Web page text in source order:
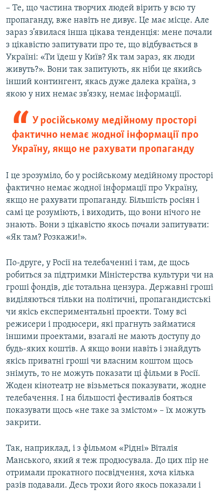
– Те, що частина творчих людей вірить у всю ту
пропаганду, вже навіть не дивує. Це має місце. Але
зараз з’явилася інша цікава тенденція: мене почали
з цікавістю запитувати про те, що відбувається в
Україні: «Ти їдеш у Київ? Як там зараз, як люди
живуть?». Вони так запитують, як ніби це якийсь
інший контингент, якась дуже далека країна, з
якою у них немає зв’язку, немає інформації.
У російському медійному просторі
фактично немає жодної інформації про
Україну, якщо не рахувати пропаганду
І це зрозуміло, бо у російському медійному просторі
фактично немає жодної інформації про Україну,
якщо не рахувати пропаганду. Більшість росіян і
самі це розуміють, і виходить, що вони нічого не
знають. Вони з цікавістю якось почали запитувати:
«Як там? Розкажи!».
По-друге, у Росії на телебаченні і там, де щось
робиться за підтримки Міністерства культури чи на
гроші фондів, діє тотальна цензура. Державні гроші
виділяються тільки на політичні, пропагандистські
чи якісь експериментальні проекти. Тому всі
режисери і продюсери, які прагнуть займатися
іншими проектами, взагалі не мають доступу до
будь-яких коштів. А якщо вони навіть і знайдуть
якісь приватні гроші чи власним коштом щось
знімуть, то не можуть показати ці фільми в Росії.
Жоден кінотеатр не візьметься показувати, жодне
телебачення. І на більшості фестивалів бояться
показувати щось «не таке за змістом» – їх можуть
закрити.
Так, наприклад, і з фільмом «Рідні» Віталія
Манського, який я теж продюсувала. До цих пір не
отримали прокатного посвідчення, хоча кілька
разів подавали. Десь трохи його якось показали і